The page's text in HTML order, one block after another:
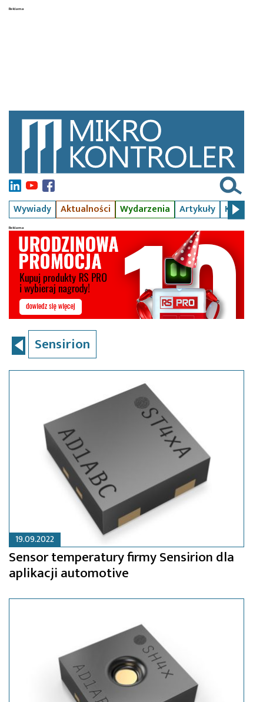
Wywiady Aktualności Wydarzenia Artykuły Kursy
Sensirion
19.09.2022
Sensor temperatury firmy Sensirion dla
aplikacji automotive